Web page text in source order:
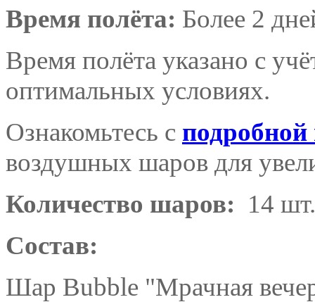
Время полёта: Более 2
Время полёта указано с
оптимальных условиях.
Ознакомьтесь с
воздушных шаров для
Количество шаров: 14 шт.
Состав:
Шар Bubble "Мрачная